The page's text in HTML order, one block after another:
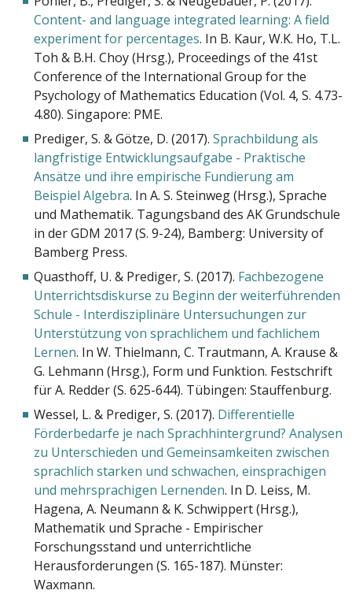
Content- and language integrated learning: A field
experiment for percentages. In B. Kaur, W.K. Ho, T.L.
Toh & B.H. Choy (Hrsg.), Proceedings of the 41st
Conference of the International Group for the
Psychology of Mathematics Education (Vol. 4, S. 4.73-
4.80). Singapore: PME.
Prediger, S. & Götze, D. (2017).Sprachbildung als
langfristige Entwicklungsaufgabe - Praktische
Ansätze und ihre empirische Fundierung am
Beispiel Algebra. In A. S. Steinweg (Hrsg.), Sprache
und Mathematik. Tagungsband des AK Grundschule
in der GDM 2017 (S. 9-24), Bamberg: University of
Bamberg Press.
Quasthoff, U. & Prediger, S. (2017). Fachbezogene
Unterrichtsdiskurse zu Beginn der weiterführenden
Schule - Interdisziplinäre Untersuchungen zur
Unterstützung von sprachlichem und fachlichem
Lernen. In W. Thielmann, C. Trautmann, A. Krause &
G. Lehmann (Hrsg.), Form und Funktion. Festschrift
für A. Redder (S. 625-644). Tübingen: Stauffenburg.
Wessel, L. & Prediger, S. (2017). Differentielle
Förderbedarfe je nach Sprachhintergrund? Analysen
zu Unterschieden und Gemeinsamkeiten zwischen
sprachlich starken und schwachen, einsprachigen
und mehrsprachigen Lernenden. In D. Leiss, M.
Hagena, A. Neumann & K. Schwippert (Hrsg.),
Mathematik und Sprache - Empirischer
Forschungsstand und unterrichtliche
Herausforderungen (S. 165-187). Münster:
Waxmann.